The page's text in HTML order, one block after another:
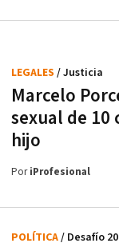
Marcelo
sexual de 10
hijo
LEGALES / Justicia
PoriProfesional
POLÍTICA/ Desafío